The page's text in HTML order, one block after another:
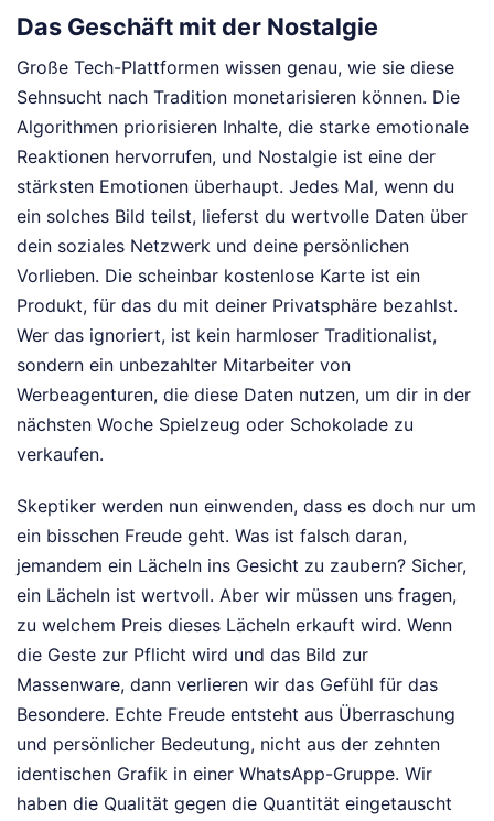
Das Geschäft mit der Nostalgie
Große Tech-Plattformen wissen genau, wie sie diese
Sehnsucht nach Tradition monetarisieren können. Die
Algorithmen priorisieren Inhalte, die starke emotionale
Reaktionen hervorrufen, und Nostalgie ist eine der
stärksten Emotionen überhaupt. Jedes Mal, wenn du
ein solches Bild teilst, lieferst du wertvolle Daten über
dein soziales Netzwerk und deine persönlichen
Vorlieben. Die scheinbar kostenlose Karte ist ein
Produkt, für das du mit deiner Privatsphäre bezahlst.
Wer das ignoriert, ist kein harmloser Traditionalist,
sondern ein unbezahlter Mitarbeiter von
Werbeagenturen, die diese Daten nutzen, um dir in der
nächsten Woche Spielzeug oder Schokolade zu
verkaufen.
Skeptiker werden nun einwenden, dass es doch nur um
ein bisschen Freude geht. Was ist falsch daran,
jemandem ein Lächeln ins Gesicht zu zaubern? Sicher,
ein Lächeln ist wertvoll. Aber wir müssen uns fragen,
zu welchem Preis dieses Lächeln erkauft wird. Wenn
die Geste zur Pflicht wird und das Bild zur
Massenware, dann verlieren wir das Gefühl für das
Besondere. Echte Freude entsteht aus Überraschung
und persönlicher Bedeutung, nicht aus der zehnten
identischen Grafik in einer WhatsApp-Gruppe. Wir
haben die Qualität gegen die Quantität eingetauscht